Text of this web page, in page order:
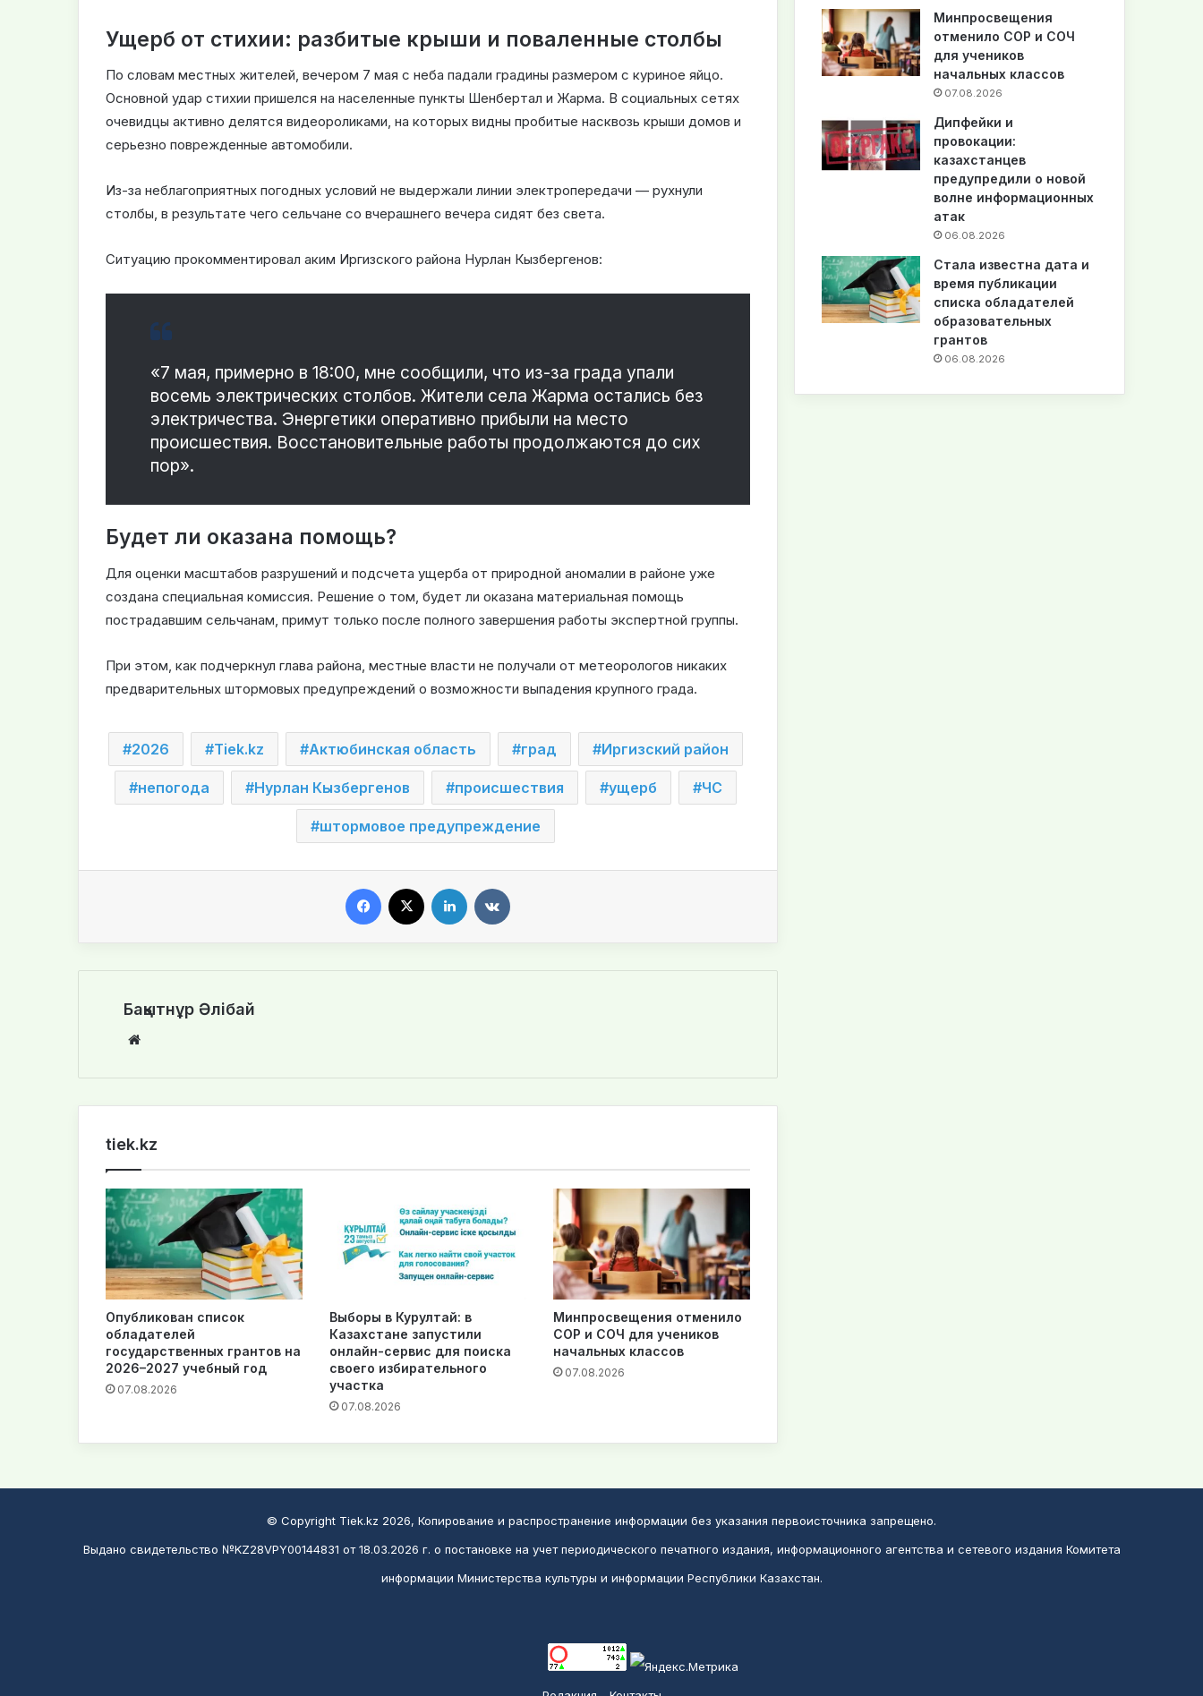
Ущерб от стихии: разбитые крыши и поваленные столбы
По словам местных жителей, вечером 7 мая с неба падали градины размером с куриное яйцо.
Основной удар стихии пришелся на населенные пункты Шенбертал и Жарма. В социальных сетях
очевидцы активно делятся видеороликами, на которых видны пробитые насквозь крыши домов и
серьезно поврежденные автомобили.
Из-за неблагоприятных погодных условий не выдержали линии электропередачи — рухнули
столбы, в результате чего сельчане со вчерашнего вечера сидят без света.
Ситуацию прокомментировал аким Иргизского района Нурлан Кызбергенов:
«7 мая, примерно в 18:00, мне сообщили, что из-за града упали
восемь электрических столбов. Жители села Жарма остались без
электричества. Энергетики оперативно прибыли на место
происшествия. Восстановительные работы продолжаются до сих
пор».
Будет ли оказана помощь?
Для оценки масштабов разрушений и подсчета ущерба от природной аномалии в районе уже
создана специальная комиссия. Решение о том, будет ли оказана материальная помощь
пострадавшим сельчанам, примут только после полного завершения работы экспертной группы.
При этом, как подчеркнул глава района, местные власти не получали от метеорологов никаких
предварительных штормовых предупреждений о возможности выпадения крупного града.
2026 Tiek.kz Актюбинская область град Иргизский район
непогода Нурлан Кызбергенов происшествия ущерб ЧС
штормовое предупреждение
Бақытнұр Әлібай
te
tiek.kz
Опубликован список
обладателей
государственных грантов на
2026–2027 учебный год
07.08.2026
Выборы в Курултай: в
Казахстане запустили
онлайн-сервис для поиска
своего избирательного
участка
07.08.2026
Минпросвещения отменило
СОР и СОЧ для учеников
начальных классов
07.08.2026
Минпросвещения
отменило СОР и СОЧ
для учеников
начальных классов
07.08.2026
Дипфейки и
провокации:
казахстанцев
предупредили о новой
волне информационных
атак
06.08.2026
Стала известна дата и
время публикации
списка обладателей
образовательных
грантов
06.08.2026
© Copyright Tiek.kz 2026, Копирование и распространение информации без указания первоисточника запрещено.
Выдано свидетельство №KZ28VPY00144831 от 18.03.2026 г. о постановке на учет периодического печатного издания, информационного агентства и сетевого издания Комитета
информации Министерства культуры и информации Республики Казахстан.